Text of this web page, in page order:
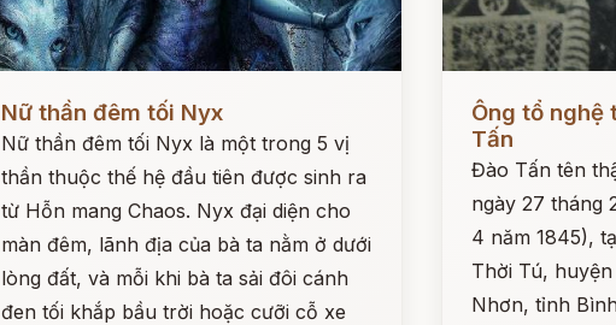
Nữ thần đêm tối Nyx
Nữ thần đêm tối Nyx là một trong 5 vị
thần thuộc thế hệ đầu tiên được sinh ra
từ Hỗn mang Chaos. Nyx đại diện cho
màn đêm, lãnh địa của bà ta nằm ở dưới
lòng đất, và mỗi khi bà ta sải đôi cánh
đen tối khắp bầu trời hoặc cưỡi cỗ xe
Đọc ngay
Ông tổ nghệ
Tấn
Đào Tấn tên
ngày 27 tháng
4 năm 1845),
Thời Tú,
Nhơn, tỉnh